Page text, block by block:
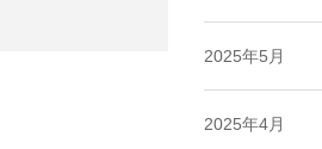
2025年5月
2025年4月